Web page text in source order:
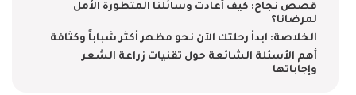
قصص نجاح: كيف أعادت وسائلنا المتطورة الأمل
لمرضانا؟
الخلاصة: ابدأ رحلتك الآن نحو مظهر أكثر شباباً وكثافة
أهم الأسئلة الشائعة حول تقنيات زراعة الشعر
وإجاباتها